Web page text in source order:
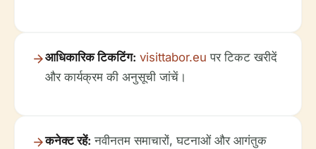
आधिकारिक टिकटिंग: visittabor.eu पर टिकट खरीदें
और कार्यक्रम की अनुसूची जांचें।
कनेक्ट रहें: नवीनतम समाचारों, घटनाओं और आगंतुक